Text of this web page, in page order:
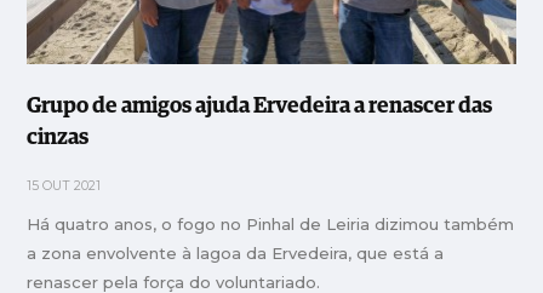
Grupo de amigos ajuda Ervedeira a renascer das
cinzas
15 OUT 2021
Há quatro anos, o fogo no Pinhal de Leiria dizimou também
a zona envolvente à lagoa da Ervedeira, que está a
renascer pela força do voluntariado.